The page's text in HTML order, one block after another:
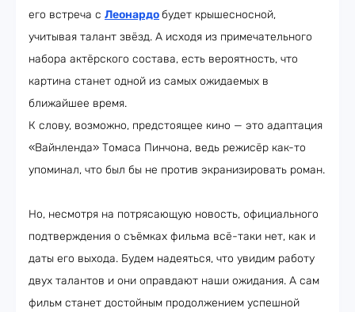
его встреча с Леонардо будет крышесносной,
учитывая талант звёзд. А исходя из примечательного
набора актёрского состава, есть вероятность, что
картина станет одной из самых ожидаемых в
ближайшее время.
К слову, возможно, предстоящее кино — это адаптация
«Вайнленда» Томаса Пинчона, ведь режисёр как-то
упоминал, что был бы не против экранизировать роман.
Но, несмотря на потрясающую новость, официального
подтверждения о съёмках фильма всё-таки нет, как и
даты его выхода. Будем надеяться, что увидим работу
двух талантов и они оправдают наши ожидания. А сам
фильм станет достойным продолжением успешной